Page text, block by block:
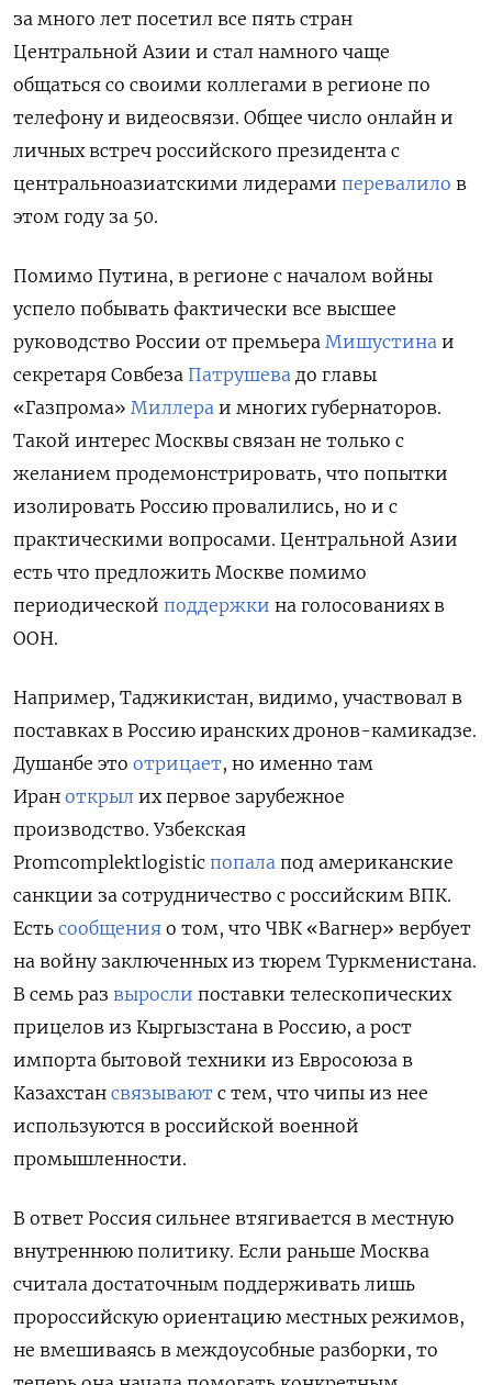
за много лет посетил все пять стран
Центральной Азии и стал намного чаще
общаться со своими коллегами в регионе по
телефону и видеосвязи. Общее число онлайн и
личных встреч российского президента с
центральноазиатскими лидерами перевалило в
этом году за 50.
Помимо Путина, в регионе с началом войны
успело побывать фактически все высшее
руководство России от премьера Мишустина и
секретаря Совбеза Патрушева до главы
«Газпрома» Миллера и многих губернаторов.
Такой интерес Москвы связан не только с
желанием продемонстрировать, что попытки
изолировать Россию провалились, но и с
практическими вопросами. Центральной Азии
есть что предложить Москве помимо
периодической поддержки на голосованиях в
ООН.
Например, Таджикистан, видимо, участвовал в
поставках в Россию иранских дронов-камикадзе.
Душанбе это отрицает, но именно там
Иран открыл их первое зарубежное
производство. Узбекская
Promcomplektlogistic попала под американские
санкции за сотрудничество с российским ВПК.
Есть сообщения о том, что ЧВК «Вагнер» вербует
на войну заключенных из тюрем Туркменистана.
В семь раз выросли поставки телескопических
прицелов из Кыргызстана в Россию, а рост
импорта бытовой техники из Евросоюза в
Казахстан связывают с тем, что чипы из нее
используются в российской военной
промышленности.
В ответ Россия сильнее втягивается в местную
внутреннюю политику. Если раньше Москва
считала достаточным поддерживать лишь
пророссийскую ориентацию местных режимов,
не вмешиваясь в междоусобные разборки, то